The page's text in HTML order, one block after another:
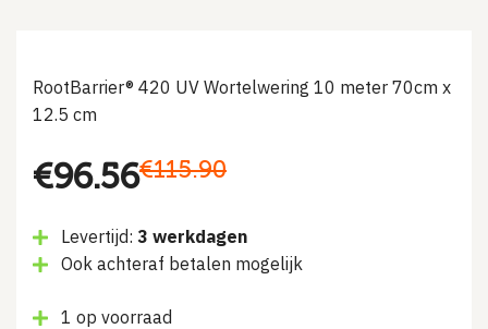
RootBarrier® 420 UV Wortelwering 10 meter 70cm x
12.5 cm
€115.90
Oorspronkelijke
was:
€115.90.
€96.56
Huidige
is:
€96.56.
Levertijd: 3 werkdagen
Ook achteraf betalen mogelijk
1 op voorraad